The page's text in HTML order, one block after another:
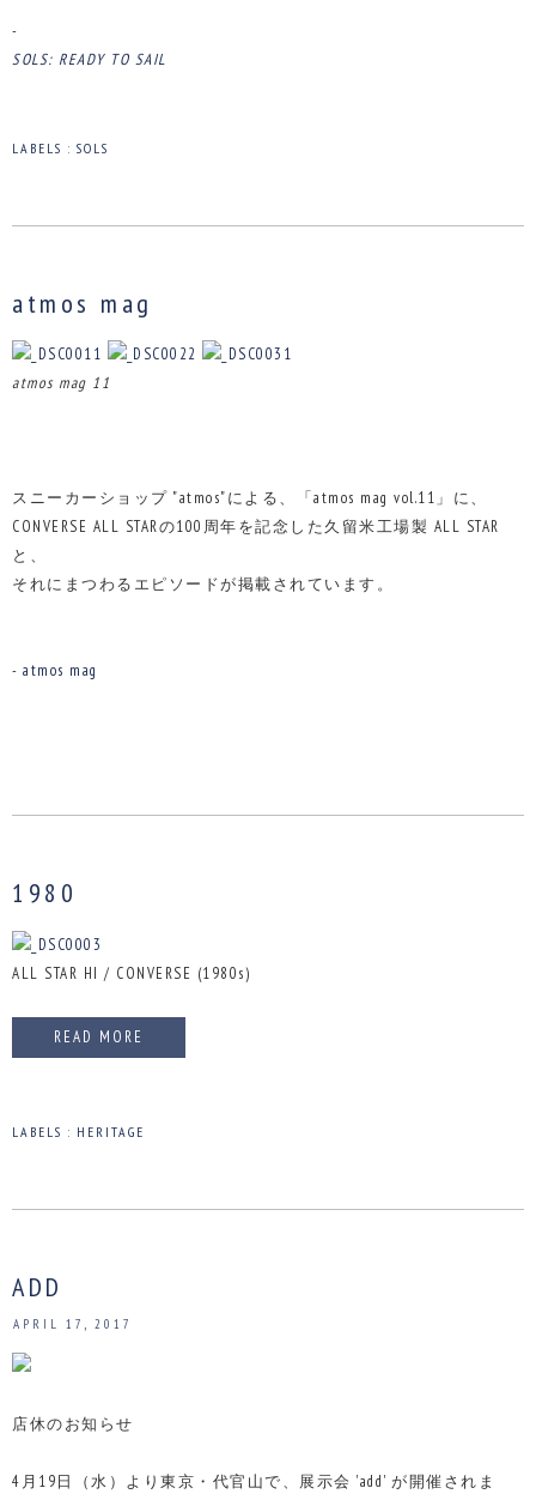
-
SOLS: READY TO SAIL
LABELS : SOLS
atmos mag
atmos mag 11
スニーカーショップ "atmos"による、「atmos mag vol.11」に、
CONVERSE ALL STARの100周年を記念した久留米工場製 ALL STAR
と、
それにまつわるエピソードが掲載されています。
- atmos mag
1980
ALL STAR HI / CONVERSE (1980s)
READ MORE
LABELS : HERITAGE
ADD
APRIL 17, 2017
店休のお知らせ
4月19日（水）より東京・代官山で、展示会 'add' が開催されま